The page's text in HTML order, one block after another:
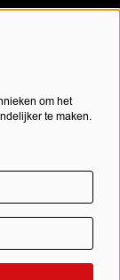
om het
te maken.